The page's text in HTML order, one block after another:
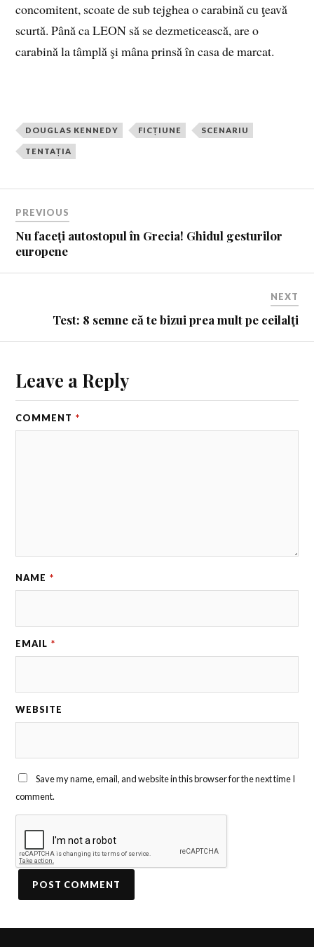
concomitent, scoate de sub tejghea o carabină cu ţeavă
scurtă. Până ca LEON să se dezmeticească, are o
carabină la tâmplă şi mâna prinsă în casa de marcat.
DOUGLAS KENNEDY FICȚIUNE SCENARIU
TENTAȚIA
PREVIOUS
Nu faceți autostopul în Grecia! Ghidul gesturilor
europene
NEXT
Test: 8 semne că te bizui prea mult pe ceilalţi
Leave a Reply
COMMENT *
NAME *
EMAIL *
WEBSITE
Save my name, email, and website in this browser for the next time I
comment.